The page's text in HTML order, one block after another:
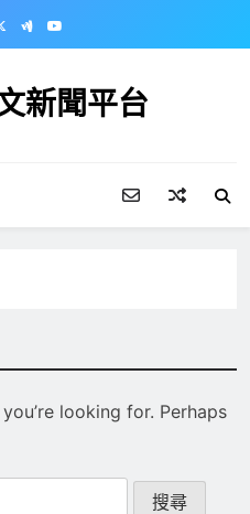
新聞平台
looking for. Perhaps